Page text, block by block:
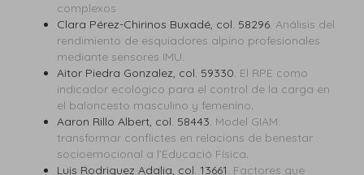
complexos
Clara Pérez-Chirinos Buxadé, col. 58296. Análisis del
rendimiento de esquiadores alpino profesionales
mediante sensores IMU.
Aitor Piedra Gonzalez, col. 59330. El RPE como
indicador ecológico para el control de la carga en
el baloncesto masculino y femenino.
Aaron Rillo Albert, col. 58443. Model GIAM:
transformar conflictes en relacions de benestar
socioemocional a l’Educació Física.
Luis Rodriguez Adalia, col. 13661. Factores que